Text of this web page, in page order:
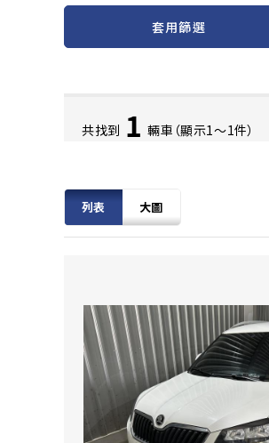
套用篩選
共找到 1 輛車（顯示1〜1件）
列表 大圖